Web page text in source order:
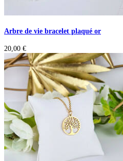
Arbre de vie bracelet plaqué or
20,00 €